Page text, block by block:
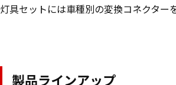
灯具セットには車種別の変換コネクター
製品ラインアップ